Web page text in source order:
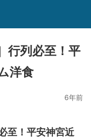
行列必至！平
洋食
6年前
至！平安神宮近